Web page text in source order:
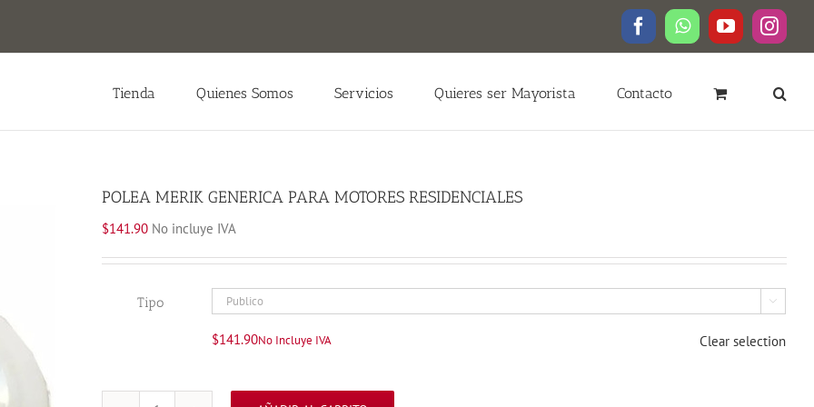
FacebookWhatsAppYouTube
Tienda Quienes Somos Servicios Quieres ser Mayorista Contacto
POLEA MERIK GENERICA PARA MOTORES RESIDENCIALES
$141.90 No incluye IVA
Tipo 
$141.90No Incluye IVA Clear selection